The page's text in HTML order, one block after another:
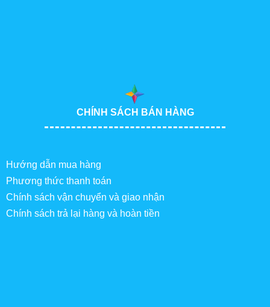
CHÍNH SÁCH BÁN HÀNG
Hướng dẫn mua hàng
Phương thức thanh toán
Chính sách vận chuyển và giao nhận
Chính sách trả lại hàng và hoàn tiền